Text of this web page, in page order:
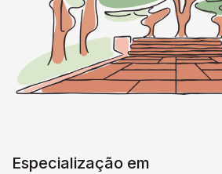
Especialização em